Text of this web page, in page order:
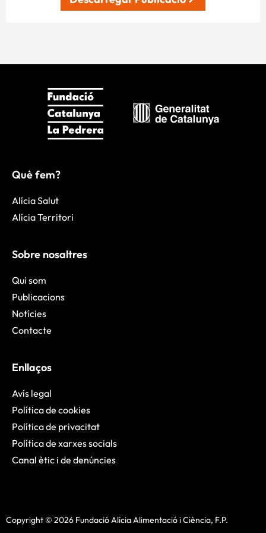
Què fem?
Alícia Salut
Alícia Territori
Sobre nosaltres
Qui som
Publicacions
Notícies
Contacte
Enllaços
Avís legal
Política de cookies
Política de privacitat
Política de xarxes socials
Canal ètic i de denúncies
Copyright © 2026 Fundació Alícia Alimentació i Ciència, F.P.